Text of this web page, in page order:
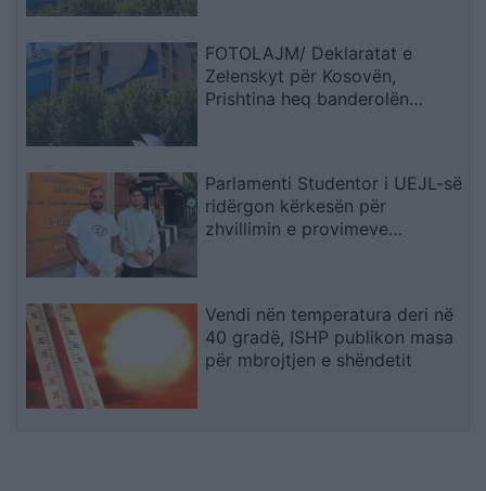
FOTOLAJM/ Deklaratat e
Zelenskyt për Kosovën,
Prishtina heq banderolën
Parlamenti Studentor i UEJL-së
ridërgon kërkesën për
zhvillimin e provimeve
Vendi nën temperatura deri në
40 gradë, ISHP publikon masa
për mbrojtjen e shëndetit